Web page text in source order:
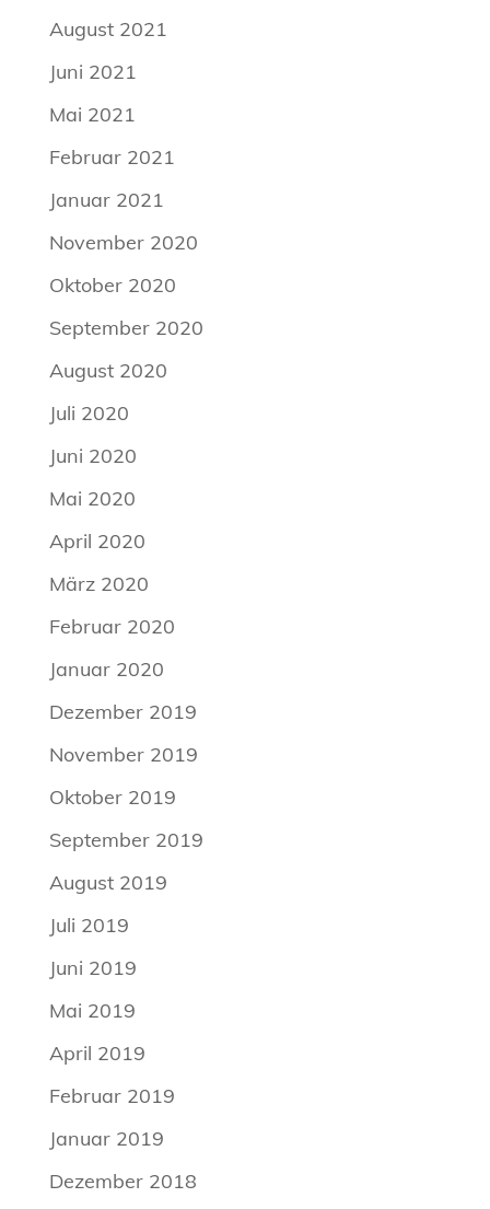
August 2021
Juni 2021
Mai 2021
Februar 2021
Januar 2021
November 2020
Oktober 2020
September 2020
August 2020
Juli 2020
Juni 2020
Mai 2020
April 2020
März 2020
Februar 2020
Januar 2020
Dezember 2019
November 2019
Oktober 2019
September 2019
August 2019
Juli 2019
Juni 2019
Mai 2019
April 2019
Februar 2019
Januar 2019
Dezember 2018